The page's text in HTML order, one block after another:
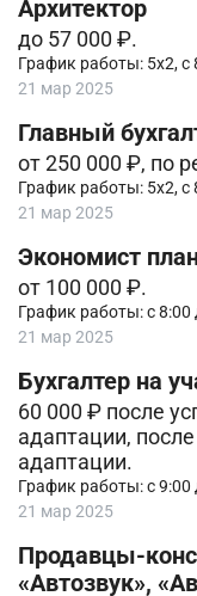
Архитектор
до 57 000 ₽.
График работы: 5х2, с
21 мар 2025
Главный
от 250 000 ₽, по
График работы: 5х2, с
21 мар 2025
Экономист
от 100 000 ₽.
График работы: с 8:00
21 мар 2025
Бухгалтер на
60 000 ₽ после
адаптации,
адаптации.
График работы: с 9:00
21 мар 2025
Продавцы-
«Автозвук»,